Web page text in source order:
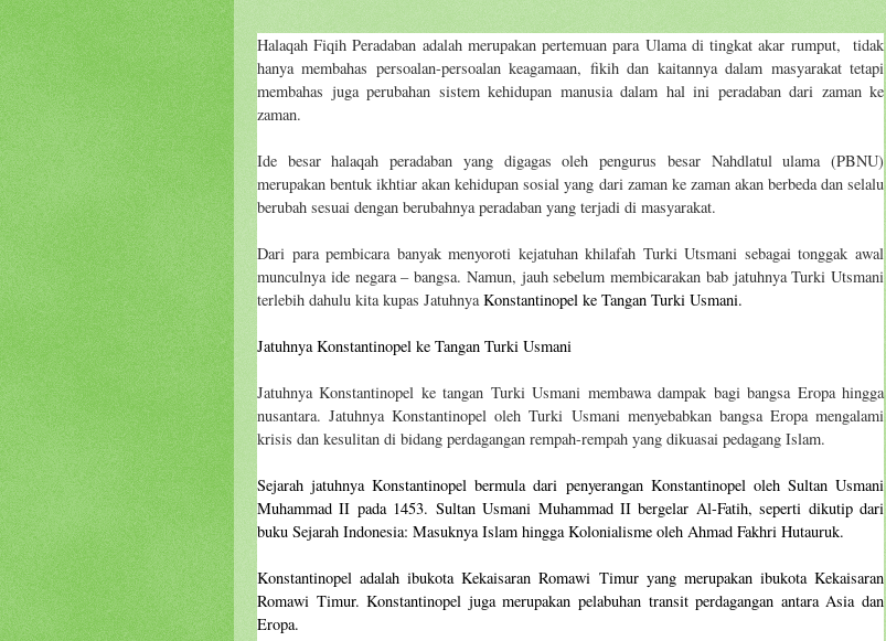
Halaqah Fiqih Peradaban adalah merupakan pertemuan para Ulama di tingkat akar rumput,
tidak
hanya membahas persoalan-persoalan keagamaan, fikih dan kaitannya dalam masyarakat tetapi
membahas juga perubahan sistem kehidupan manusia dalam hal ini peradaban dari zaman ke
zaman.
Ide besar halaqah peradaban yang digagas oleh pengurus besar Nahdlatul ulama (PBNU)
merupakan bentuk ikhtiar akan kehidupan sosial yang dari zaman ke zaman akan berbeda dan selalu
berubah sesuai dengan berubahnya peradaban yang terjadi di masyarakat.
Dari para pembicara banyak menyoroti kejatuhan khilafah Turki Utsmani sebagai tonggak awal
munculnya ide negara – bangsa. Namun, jauh sebelum membicarakan bab jatuhnya Turki Utsmani
terlebih dahulu kita kupas JatuhnyaKonstantinopel ke Tangan Turki Usmani.
Jatuhnya Konstantinopel ke Tangan Turki Usmani
Jatuhnya Konstantinopel ke tangan Turki Usmani membawa dampak bagi bangsa Eropa hingga
nusantara. Jatuhnya Konstantinopel oleh Turki Usmani menyebabkan bangsa Eropa mengalami
krisis dan kesulitan di bidang perdagangan rempah-rempah yang dikuasai pedagang Islam.
Sejarah jatuhnya Konstantinopel bermula dari penyerangan Konstantinopel oleh Sultan Usmani
Muhammad II pada 1453. Sultan Usmani Muhammad II bergelar Al-Fatih, seperti dikutip dari
buku Sejarah Indonesia: Masuknya Islam hingga Kolonialisme oleh Ahmad Fakhri Hutauruk.
Konstantinopel adalah ibukota Kekaisaran Romawi Timur yang merupakan ibukota Kekaisaran
Romawi Timur. Konstantinopel juga merupakan pelabuhan transit perdagangan antara Asia dan
Eropa.